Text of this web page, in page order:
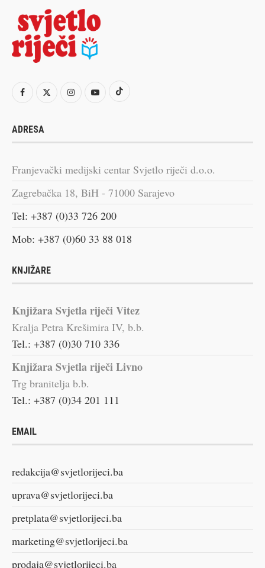
ADRESA
Franjevački medijski centar Svjetlo riječi d.o.o.
Zagrebačka 18, BiH - 71000 Sarajevo
Tel: +387 (0)33 726 200
Mob: +387 (0)60 33 88 018
KNJIŽARE
Knjižara Svjetla riječi Vitez
Kralja Petra Krešimira IV, b.b.
Tel.: +387 (0)30 710 336
Knjižara Svjetla riječi Livno
Trg branitelja b.b.
Tel.: +387 (0)34 201 111
EMAIL
redakcija@svjetlorijeci.ba
uprava@svjetlorijeci.ba
pretplata@svjetlorijeci.ba
marketing@svjetlorijeci.ba
prodaja@svjetlorijeci.ba